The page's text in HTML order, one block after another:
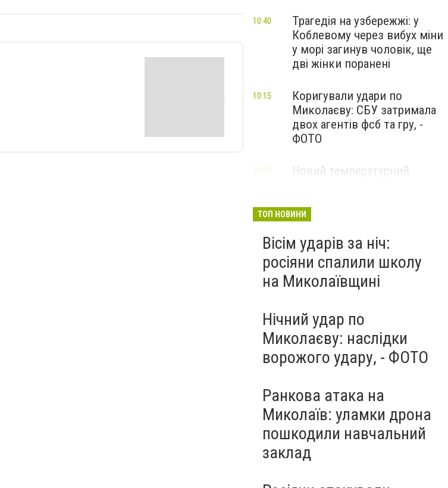
Трагедія на узбережжі: у
Коблевому через вибух міни
у морі загинув чоловік, ще
дві жінки поранені
10:40
Коригували удари по
Миколаєву: СБУ затримала
двох агентів фсб та гру, -
ФОТО
10:15
Новий температурний
09:30
ТОП НОВИНИ
Вісім ударів за ніч:
росіяни спалили школу
на Миколаївщині
Нічний удар по
Миколаєву: наслідки
ворожого удару, - ФОТО
Ранкова атака на
Миколаїв: уламки дрона
пошкодили навчальний
заклад